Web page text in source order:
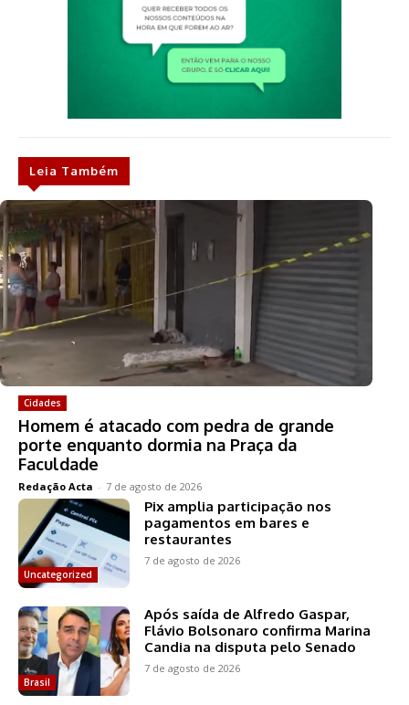
Leia Também
Cidades
Homem é atacado com pedra de grande
porte enquanto dormia na Praça da
Faculdade
Redação Acta - 7 de agosto de 2026
Uncategorized
Pix amplia participação nos
pagamentos em bares e
restaurantes
7 de agosto de 2026
Brasil
Após saída de Alfredo Gaspar,
Flávio Bolsonaro confirma Marina
Candia na disputa pelo Senado
7 de agosto de 2026